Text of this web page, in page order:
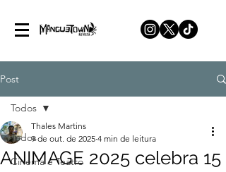
Post
Todos
Cinema e Teatro
Todos
ANIMAGE 2025 celebra 15
Thales Martins
9 de out. de 2025 4 min de leitura